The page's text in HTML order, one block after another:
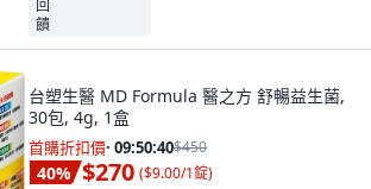
台塑生醫 MD Formula 醫之方 舒暢益生菌,
30包, 4g, 1盒
首購折扣價· 09:50:38$450
40% $270 ($9.00/1錠)